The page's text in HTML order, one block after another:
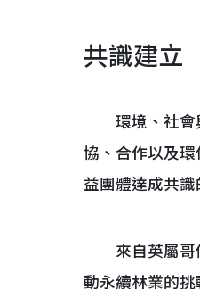
共識建立
環境、社會與
協、合作以及
益團體達成共
來自英屬哥倫
動永續林業的